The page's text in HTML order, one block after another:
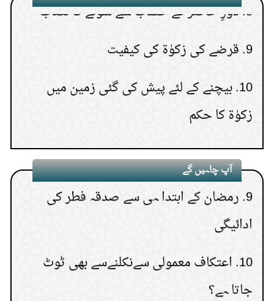
14. جمعہ کے دن غسل کا وقت ( مناظر4835 )
15. کیا مذی نجس ہے ؟
زکوٰۃ کا حکم
آپ چاہیں گے
6. طلاق رجعی
7.
معتکف کامسجد سے نمازوغیرہ کیلئے نکلنا
8. کسی دوسرے کی طرف سے صدقہ فطر
اداکرنا،اوریہ نقدی میں سے دینا
رمضان کے ابتدا ہی سے صدقہ فطر کی
ادائیگی
جاتا ہے؟